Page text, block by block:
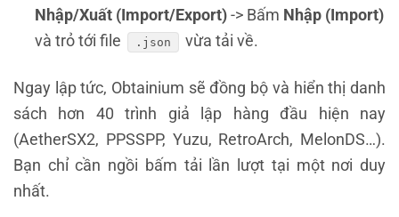
Nhập/Xuất (Import/Export)-> Bấm Nhập (Import)
và trỏ tới file
.json vừa tải về.
Ngay lập tức, Obtainium sẽ đồng bộ và hiển thị danh
sách hơn 40 trình giả lập hàng đầu hiện nay
(AetherSX2, PPSSPP, Yuzu, RetroArch, MelonDS…).
Bạn chỉ cần ngồi bấm tải lần lượt tại một nơi duy
nhất.